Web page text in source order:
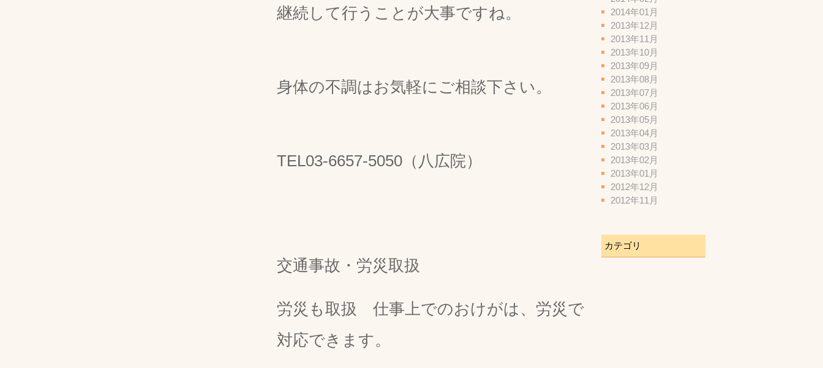
継続して行うことが大事ですね。
身体の不調はお気軽にご相談下さい。
TEL03-6657-5050（八広院）
交通事故・労災取扱
労災も取扱 仕事上でのおけがは、労災で
対応できます。
2014年01月
2013年12月
2013年11月
2013年10月
2013年09月
2013年08月
2013年07月
2013年06月
2013年05月
2013年04月
2013年03月
2013年02月
2013年01月
2012年12月
2012年11月
カテゴリ